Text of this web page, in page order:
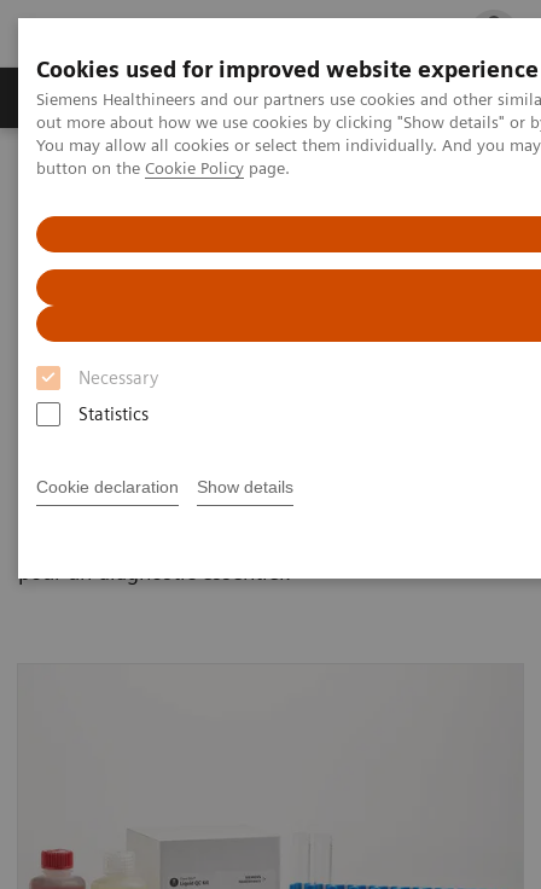
Cookies used for improved website experience
Siemens Healthineers and our partners use cookies and other
out more about how we use cookies by clicking "Show details" or
You may allow all cookies or select them individually. And you
button on the Cookie Policy page.
Necessary
Statistics
Cookie declaration Show details
Produits & services Spécialités cliniques
Accueil Diagnostic de laboratoire
Bandelettes réactives et tests de
grossesse
Un geste simple pour un diagnostic essentiel
Siemens Healthineers améliorent le flux de travail et